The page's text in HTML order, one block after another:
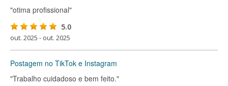
"otima profissional"
5.0
out. 2025 - out. 2025
Postagem no TikTok e Instagram
"Trabalho cuidadoso e bem feito."